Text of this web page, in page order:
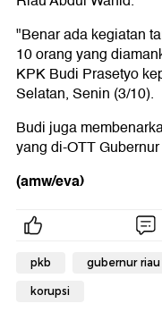
"Benar ada kegiatan
10 orang yang
KPK Budi Prasetyo
Selatan, Senin (3/10).
Budi juga
yang di-OTT
(amw/eva)
pkb gubernur riau
korupsi